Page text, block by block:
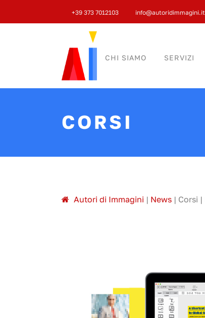
+39 373 7012103 info@autoridimmagini.it
CHI SIAMO SERVIZI
CORSI
Autori di Immagini | News | Corsi |